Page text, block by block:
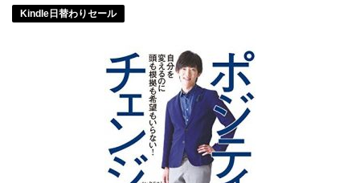
Kindle日替わりセール